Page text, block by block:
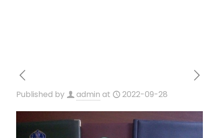
Published by admin at 2022-09-28